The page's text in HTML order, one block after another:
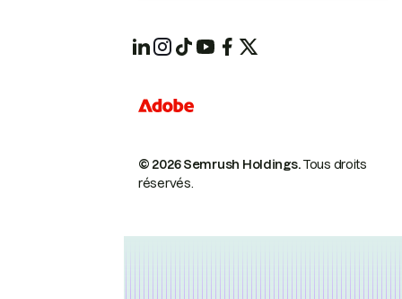
© 2026 Semrush Holdings.Tous droits
réservés.